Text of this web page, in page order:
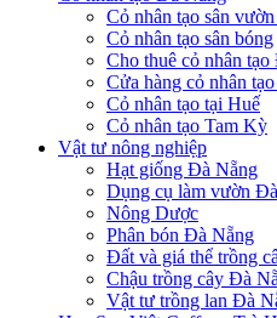
Cỏ nhân tạo sân
Cỏ nhân tạo sân bóng
Cho thuê cỏ nhân
Cửa hàng cỏ nhân
Cỏ nhân tạo tại Huế
Cỏ nhân tạo Tam Kỳ
Vật tư nông nghiệp
Hạt giống Đà Nẵng
Dụng cụ làm vườn
Nông Dược
Phân bón Đà Nẵng
Đất và giá thể trồng
Chậu trồng cây Đà
Vật tư trồng lan Đà